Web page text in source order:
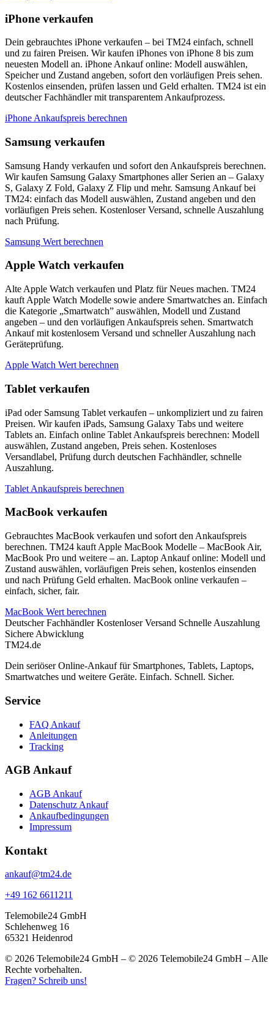
iPhone verkaufen
Dein gebrauchtes iPhone verkaufen – bei TM24 einfach, schnell
und zu fairen Preisen. Wir kaufen iPhones von iPhone 8 bis zum
neuesten Modell an. iPhone Ankauf online: Modell auswählen,
Speicher und Zustand angeben, sofort den vorläufigen Preis sehen.
Kostenlos einsenden, prüfen lassen und Geld erhalten. TM24 ist ein
deutscher Fachhändler mit transparentem Ankaufprozess.
iPhone Ankaufspreis berechnen
Samsung verkaufen
Samsung Handy verkaufen und sofort den Ankaufspreis berechnen.
Wir kaufen Samsung Galaxy Smartphones aller Serien an – Galaxy
S, Galaxy Z Fold, Galaxy Z Flip und mehr. Samsung Ankauf bei
TM24: einfach das Modell auswählen, Zustand angeben und den
vorläufigen Preis sehen. Kostenloser Versand, schnelle Auszahlung
nach Prüfung.
Samsung Wert berechnen
Apple Watch verkaufen
Alte Apple Watch verkaufen und Platz für Neues machen. TM24
kauft Apple Watch Modelle sowie andere Smartwatches an. Einfach
die Kategorie „Smartwatch” auswählen, Modell und Zustand
angeben – und den vorläufigen Ankaufspreis sehen. Smartwatch
Ankauf mit kostenlosem Versand und schneller Auszahlung nach
Geräteprüfung.
Apple Watch Wert berechnen
Tablet verkaufen
iPad oder Samsung Tablet verkaufen – unkompliziert und zu fairen
Preisen. Wir kaufen iPads, Samsung Galaxy Tabs und weitere
Tablets an. Einfach online Tablet Ankaufspreis berechnen: Modell
auswählen, Zustand angeben, Preis sehen. Kostenloses
Versandlabel, Prüfung durch deutschen Fachhändler, schnelle
Auszahlung.
Tablet Ankaufspreis berechnen
MacBook verkaufen
Gebrauchtes MacBook verkaufen und sofort den Ankaufspreis
berechnen. TM24 kauft Apple MacBook Modelle – MacBook Air,
MacBook Pro und weitere – an. Laptop Ankauf online: Modell und
Zustand auswählen, vorläufigen Preis sehen, kostenlos einsenden
und nach Prüfung Geld erhalten. MacBook online verkaufen –
einfach, sicher, fair.
MacBook Wert berechnen
Deutscher Fachhändler Kostenloser Versand Schnelle Auszahlung
Sichere Abwicklung
TM24.de
Dein seriöser Online-Ankauf für Smartphones, Tablets, Laptops,
Smartwatches und weitere Geräte. Einfach. Schnell. Sicher.
Service
FAQ Ankauf
Anleitungen
Tracking
AGB Ankauf
AGB Ankauf
Datenschutz Ankauf
Ankaufbedingungen
Impressum
Kontakt
ankauf@tm24.de
+49 162 6611211
Telemobile24 GmbH
Schlehenweg 16
65321 Heidenrod
© 2026 Telemobile24 GmbH – © 2026 Telemobile24 GmbH – Alle
Rechte vorbehalten.
Fragen? Schreib uns!